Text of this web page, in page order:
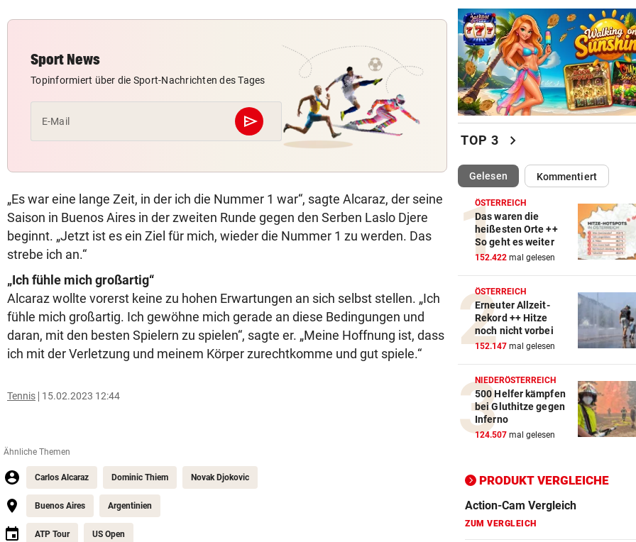
Sport News
Topinformiert über die Sport-Nachrichten des Tages
E-Mail send
Abschicken
„Es war eine lange Zeit, in der ich die Nummer 1 war“, sagte Alcaraz, der seine
Saison in Buenos Aires in der zweiten Runde gegen den Serben Laslo Djere
beginnt. „Jetzt ist es ein Ziel für mich, wieder die Nummer 1 zu werden. Das
strebe ich an.“
„Ich fühle mich großartig“
Alcaraz wollte vorerst keine zu hohen Erwartungen an sich selbst stellen. „Ich
fühle mich großartig. Ich gewöhne mich gerade an diese Bedingungen und
daran, mit den besten Spielern zu spielen“, sagte er. „Meine Hoffnung ist, dass
ich mit der Verletzung und meinem Körper zurechtkomme und gut spiele.“
Tennis 15.02.2023 12:44
Ähnliche Themen
Carlos Alcaraz Dominic Thiem Novak Djokovic
Buenos Aires Argentinien
ATP Tour US Open
„Wir leben noch!“ Sturm
sich kämpferisch
TOP 3 chevron_right
Gelesen(ausgewählt)Kommentiert
ÖSTERREICH
Das waren die
heißesten Orte ++
So geht es weiter
152.422 mal gelesen
ÖSTERREICH
Erneuter Allzeit-
Rekord ++ Hitze
noch nicht vorbei
152.147 mal gelesen
NIEDERÖSTERREICH
500 Helfer kämpfen
bei Gluthitze gegen
Inferno
124.507 mal gelesen
PRODUKT VERGLEICHE
ZUM VERGLEICH
Crosstrainer Vergleich
ZUM VERGLEICH
Elektro-Scooter Vergleich
ZUM VERGLEICH
ZUM VERGLEICH
Fahrrad Test
ZUM VERGLEICH